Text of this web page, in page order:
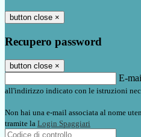
button close ×
Recupero password
button close ×
E-
all'indirizzo indicato con le istruzioni
Non hai una e-mail associata al nome
tramite la Login Spaggiari